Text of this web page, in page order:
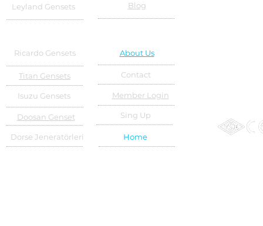
Leyland Gensets Blog
Ricardo Gensets
Titan Gensets
Isuzu Gensets
Doosan Genset
Dorse Jeneratörleri
About Us
Contact
Member Login
Sing Up
Home